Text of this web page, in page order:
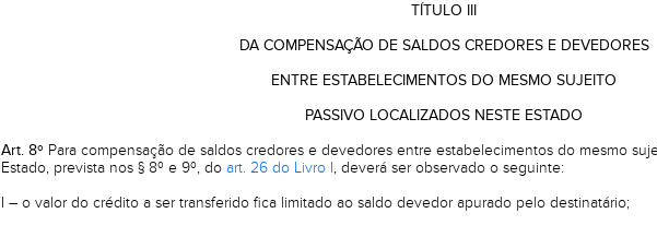
TÍTULO III
DA COMPENSAÇÃO DE SALDOS CREDORES E DEVEDORES
ENTRE ESTABELECIMENTOS DO MESMO SUJEITO
PASSIVO LOCALIZADOS NESTE ESTADO
Art. 8º Para compensação de saldos credores e devedores entre estabelecimentos do mesmo
Estado, prevista nos § 8º e 9º, do art. 26 do Livro I, deverá ser observado o seguinte:
I – o valor do crédito a ser transferido fica limitado ao saldo devedor apurado pelo destinatário;